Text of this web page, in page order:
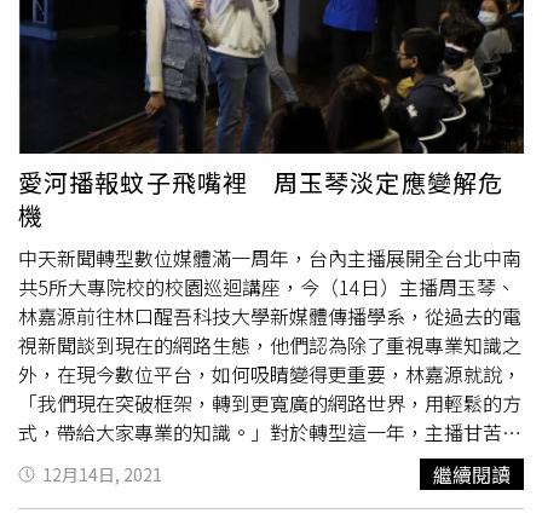
炒冷飯》：「這節目是一個用輕鬆、有趣的方式，告訴大家
過去不知道的事情、冷知識！」漢堡主播鄭亦真更搭上「王
力宏」話題立馬回覆：「多的是你不知道的事！」讓全場哄
堂大笑，而四人私下關係非常好，在場上更互相爆料，鄭亦
真還揭露林嘉源私下的真面目：「我坐他隔壁真的嚇壞了！
常想說我是不是惹他生氣！」後來才知道林嘉源必須專注於
準備節目資料，根本沒有時間說笑。整場會員日活動在主播
與會員合唱〈朋友〉一曲中，為活動溫馨結尾，而「中天會
員返校日超級同學會」預計在24日舉辦最後一場，將陪伴粉
絲一起歡度平安夜，相關訊息鎖定中天新聞YT頻道。
的話題，隨時做調整，確保觀看流量。而轉型過程各種正反
兩面的聲音都可能遇到：「網友表達意見的方式有很多種，
像是曾經有網友希望被看到，不惜花錢抖內，也要讓你看到
他不喜歡你的言論！」搭檔許甫也頗有感觸，「轉到新媒體
後，即時的回應有好有壞，這時候有批評的聲音不一定是壞
事，也別忘了還有那些支持你的人！」
愛河播報蚊子飛嘴裡 周玉琴淡定應變解危
機
中天新聞轉型數位媒體滿一周年，台內主播展開全台北中南
共5所大專院校的校園巡迴講座，今（14日）主播周玉琴、
林嘉源前往林口醒吾科技大學新媒體傳播學系，從過去的電
視新聞談到現在的網路生態，他們認為除了重視專業知識之
外，在現今數位平台，如何吸睛變得更重要，林嘉源就說，
「我們現在突破框架，轉到更寬廣的網路世界，用輕鬆的方
式，帶給大家專業的知識。」對於轉型這一年，主播甘苦道
不盡，但始終都是抱持正向態度。聊到新聞播報，周玉琴提
到之前在電視上播報，還得應變各種突發狀況，「我曾經遇
12月14日, 2021 繼續閱讀